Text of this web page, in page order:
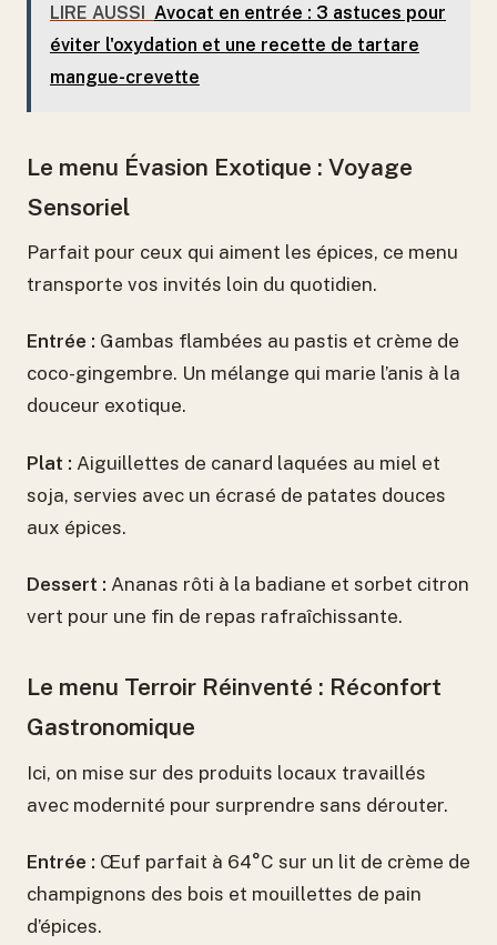
LIRE AUSSI
Avocat en entrée : 3 astuces pour
éviter l'oxydation et une recette de tartare
mangue-crevette
Le menu Évasion Exotique : Voyage
Sensoriel
Parfait pour ceux qui aiment les épices, ce menu
transporte vos invités loin du quotidien.
Entrée : Gambas flambées au pastis et crème de
coco-gingembre. Un mélange qui marie l’anis à la
douceur exotique.
Plat : Aiguillettes de canard laquées au miel et
soja, servies avec un écrasé de patates douces
aux épices.
Dessert : Ananas rôti à la badiane et sorbet citron
vert pour une fin de repas rafraîchissante.
Le menu Terroir Réinventé : Réconfort
Gastronomique
Ici, on mise sur des produits locaux travaillés
avec modernité pour surprendre sans dérouter.
Entrée : Œuf parfait à 64°C sur un lit de crème de
champignons des bois et mouillettes de pain
d’épices.